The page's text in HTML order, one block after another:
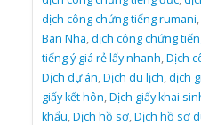
dịch công chứng tiếng rumani,
Ban Nha,dịch công chứng
tiếng ý giá rẻ lấy nhanh,Dịch
Dịch dự án,Dịch du lịch,dịch
giấy kết hôn,Dịch giấy khai
khẩu,Dịch hồ sơ,Dịch hồ sơ